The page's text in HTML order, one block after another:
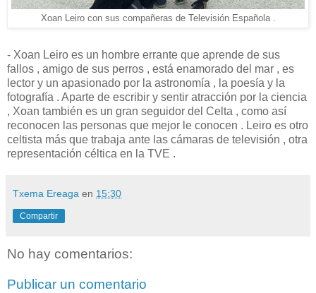
Xoan Leiro con sus compañeras de Televisión Española .
- Xoan Leiro es un hombre errante que aprende de sus
fallos , amigo de sus perros , está enamorado del mar , es
lector y un apasionado por la astronomía , la poesía y la
fotografía . Aparte de escribir y sentir atracción por la ciencia
, Xoan también es un gran seguidor del Celta , como así
reconocen las personas que mejor le conocen . Leiro es otro
celtista más que trabaja ante las cámaras de televisión , otra
representación céltica en la TVE .
Txema Ereaga en 15:30
Compartir
No hay comentarios:
Publicar un comentario